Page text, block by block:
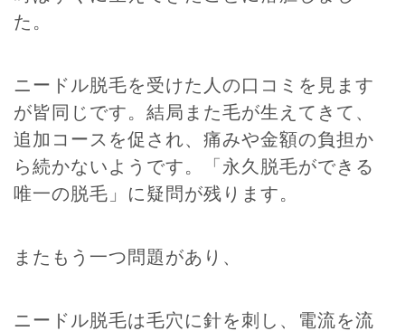
た。
ニードル脱毛を受けた人の口コミを見ます
が皆同じです。結局また毛が生えてきて、
追加コースを促され、痛みや金額の負担か
ら続かないようです。「永久脱毛ができる
唯一の脱毛」に疑問が残ります。
またもう一つ問題があり、
ニードル脱毛は毛穴に針を刺し、電流を流